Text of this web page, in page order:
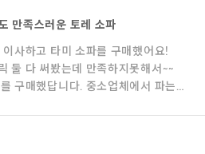
만족스러운 토레 소파
사하고 타미 소파를 구매했어요!
둘 다 써봤는데 만족하지못해서~~
구매했답니다. 중소업체에서 파는